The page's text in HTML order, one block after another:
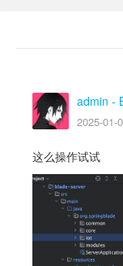
admin -
2025-01-
这么操作试试